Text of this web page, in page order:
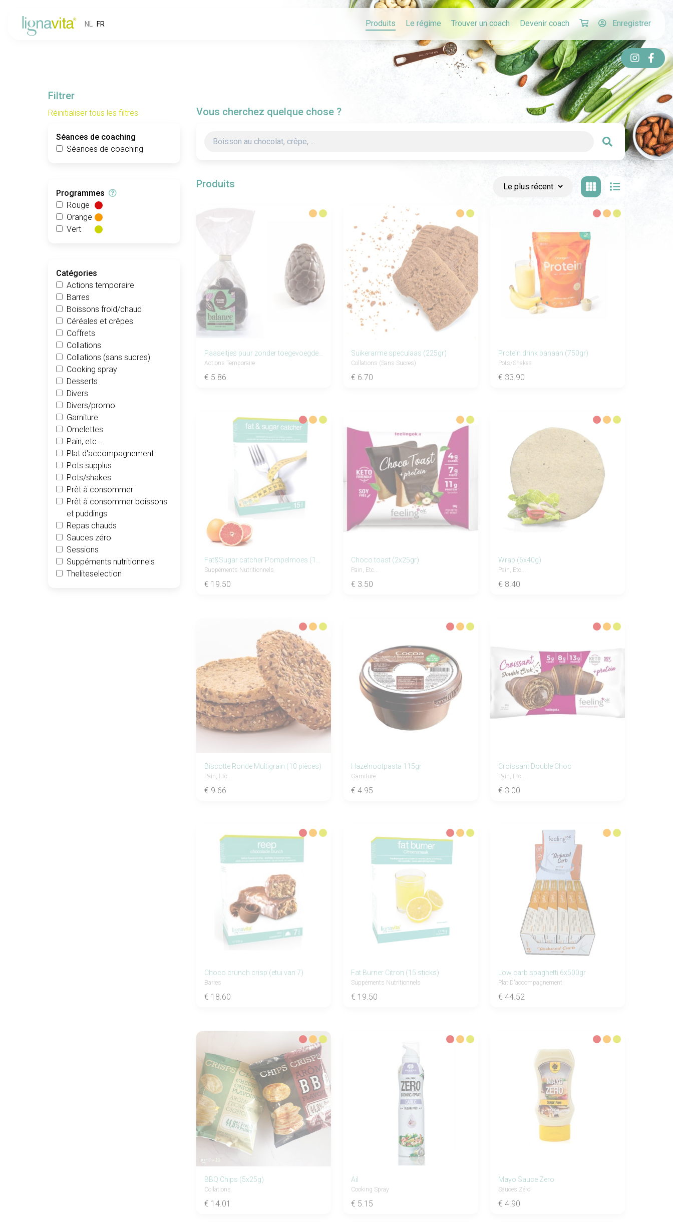
NL FR Produits Le régime Trouver un coach Devenir coach Enregistrer
Filtrer
Réinitialiser tous les filtres
Séances de coaching
Séances de coaching
Programmes
Rouge
Orange
Vert
Catégories
Actions temporaire
Barres
Boissons froid/chaud
Céréales et crêpes
Coffrets
Collations
Collations (sans sucres)
Cooking spray
Desserts
Divers
Divers/promo
Garniture
Omelettes
Pain, etc...
Plat d'accompagnement
Pots supplus
Pots/shakes
Prêt à consommer
Prêt à consommer boissons
et puddings
Repas chauds
Sauces zéro
Sessions
Suppéments nutritionnels
Theliteselection
Vous cherchez quelque chose ?
Produits
Paaseitjes puur zonder toegevoegde suikers (150gr)
Actions Temporaire
€ 5.86
Suikerarme speculaas (225gr)
Collations (sans Sucres)
€ 6.70
Proteïn drink banaan (750gr)
Pots/shakes
€ 33.90
Suppéments Nutritionnels
€ 19.50
Choco toast (2x25gr)
Pain, Etc...
€ 3.50
Wrap (6x40g)
Pain, Etc...
€ 8.40
Biscotte Ronde Multigrain (10 pièces)
Pain, Etc...
€ 9.66
Hazelnootpasta 115gr
Garniture
€ 4.95
Croissant Double Choc
Pain, Etc...
€ 3.00
Choco crunch crisp (etui van 7)
Barres
€ 18.60
Fat Burner Citron (15 sticks)
Suppéments Nutritionnels
€ 19.50
Low carb spaghetti 6x500gr
Plat D'accompagnement
€ 44.52
BBQ Chips (5x25g)
Collations
€ 14.01
Ail
Cooking Spray
€ 5.15
Mayo Sauce Zero
Sauces Zéro
€ 4.90